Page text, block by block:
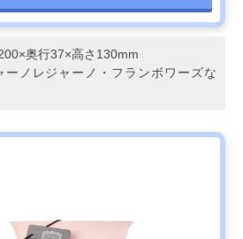
奥行37×高さ130mm
ーノレジャーノ・フランボワーズな